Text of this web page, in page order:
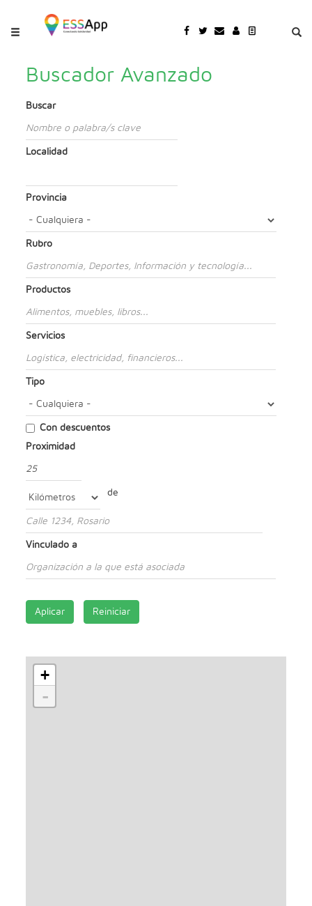
Buscador Avanzado
Buscar
Localidad
Provincia
Rubro
Productos
Servicios
Tipo
Con descuentos
Proximidad
Unidad
de
Origen
Vinculado a
Aplicar Reiniciar
+
-